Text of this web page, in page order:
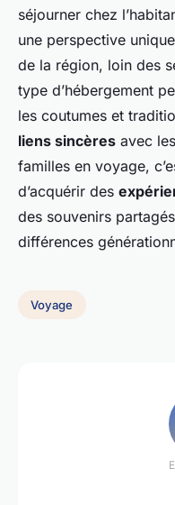
séjourner chez
une perspective
de la région, loin des
type d’hébergement
les coutumes et
liens sincères avec
familles en voyage,
d’acquérir des
des souvenirs
différences
Voyage